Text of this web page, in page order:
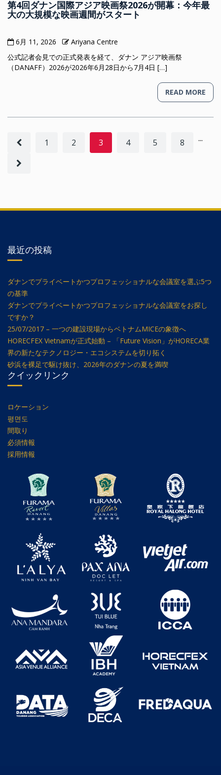
第4回ダナン国際アジア映画祭2026が開幕：今年最
大の大規模な映画週間がスタート
6月 11, 2026
Ariyana Centre
公式記者会見での正式発表を経て、ダナン アジア映画祭
（DANAFF）2026が2026年6月28日から7月4日 […]
READ MORE
1 2 3 4 5 ...
8
最近の投稿
ダナンでプライベートかつプロフェッショナルな会議室を選ぶ5つ
の基準
ダナンでプライベートかつプロフェッショナルな会議室をお探し
ですか？
25/07/2017 – 一つの建設現場からベトナムMICEの象徴へ
HORECFEX Vietnamが正式始動 – 「Future Vision」がHORECA業
界の新たなテクノロジー・エコシステムを切り拓く
砂浜を裸足で駆け抜け、2026年のダナンの夏を満喫
クイックリンク
ロケーション
평면도
間取り
必須情報
採用情報